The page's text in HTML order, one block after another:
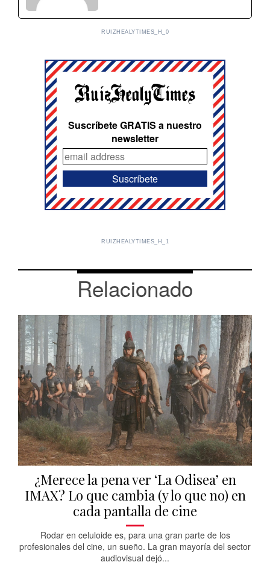
RUIZHEALYTIMES_H_0
Suscríbete GRATIS a nuestro
newsletter
RUIZHEALYTIMES_H_1
Relacionado
¿Merece la pena ver ‘La Odisea’ en
IMAX? Lo que cambia (y lo que no) en
cada pantalla de cine
Rodar en celuloide es, para una gran parte de los
profesionales del cine, un sueño. La gran mayoría del sector
audiovisual dejó...